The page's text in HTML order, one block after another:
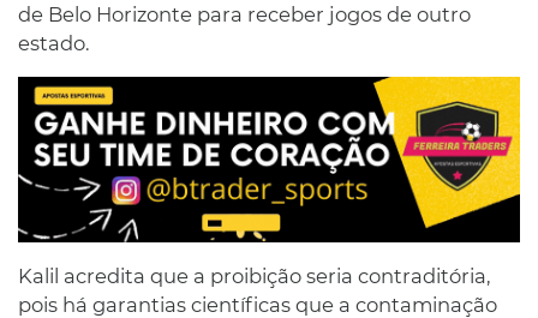
de Belo Horizonte para receber jogos de outro
estado.
Kalil acredita que a proibição seria contraditória,
pois há garantias científicas que a contaminação